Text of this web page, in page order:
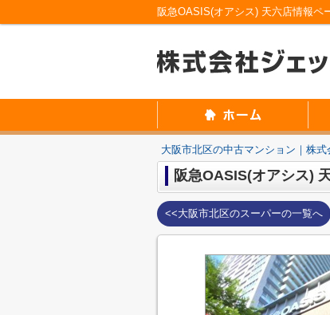
阪急OASIS(オアシス) 天六店情報ペ
大阪市北区の中古マンション｜株
阪急OASIS(オアシス)
<<大阪市北区のスーパーの一覧へ